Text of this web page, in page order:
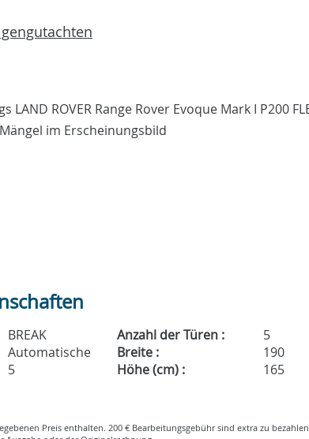
im Erscheinungsbild
BREAK Anzahl der Türen : 5
Automatische Breite : 190
5 Höhe (cm) : 165
Preis enthalten. 200 € Bearbeitungsgebühr sind extra zu bezahlen